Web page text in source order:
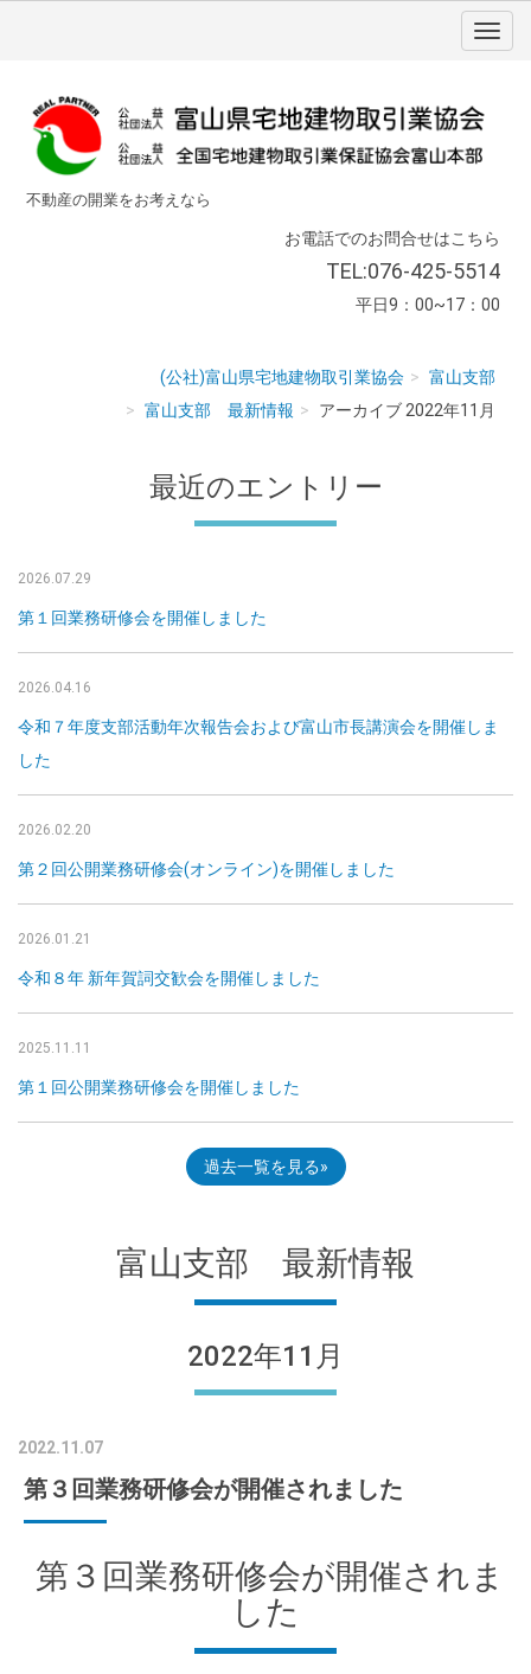
不動産の開業をお考えなら
お電話でのお問合せはこちら
TEL:076-425-5514
平日9：00~17：00
(公社)富山県宅地建物取引業協会
富山支部
富山支部 最新情報
アーカイブ 2022年11月
最近のエントリー
2026.07.29
第１回業務研修会を開催しました
2026.04.16
令和７年度支部活動年次報告会および富山市長講演会を開催しま
した
2026.02.20
第２回公開業務研修会(オンライン)を開催しました
2026.01.21
令和８年 新年賀詞交歓会を開催しました
2025.11.11
第１回公開業務研修会を開催しました
過去一覧を見る
富山支部 最新情報
2022年11月
2022.11.07
第３回業務研修会が開催されました
第３回業務研修会が開催されま
した